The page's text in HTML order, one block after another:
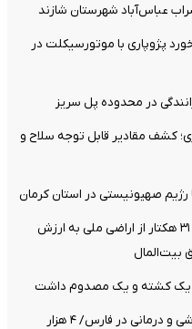
پژوپاری با موتورسیکلت در
کشف مقادیر قابل توجه سلاح و
صیانت از انفال در البرز/بازپس‌گیری ۳۱ هکتار از اراضی ملی به ارزش
یک کشته و یک مصدوم داشت
بهره‌برداری از سه طرح راهبردی آموزشی و درمانی در فارس/ ۴ هزار